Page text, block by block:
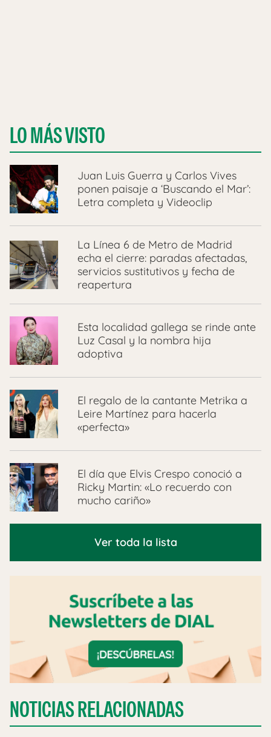
LO MÁS VISTO
Juan Luis Guerra y Carlos Vives
ponen paisaje a ‘Buscando el Mar’:
Letra completa y Videoclip
La Línea 6 de Metro de Madrid
echa el cierre: paradas afectadas,
servicios sustitutivos y fecha de
reapertura
Esta localidad gallega se rinde ante
Luz Casal y la nombra hija
adoptiva
El regalo de la cantante Metrika a
Leire Martínez para hacerla
«perfecta»
El día que Elvis Crespo conoció a
Ricky Martin: «Lo recuerdo con
mucho cariño»
Ver toda la lista
NOTICIAS RELACIONADAS